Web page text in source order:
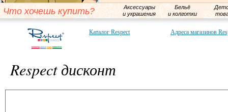
Что хочешь купить?
Аксессуары
и украшения
Бельё
и колготки
Каталог Respect Адреса магазинов
Respect дисконт